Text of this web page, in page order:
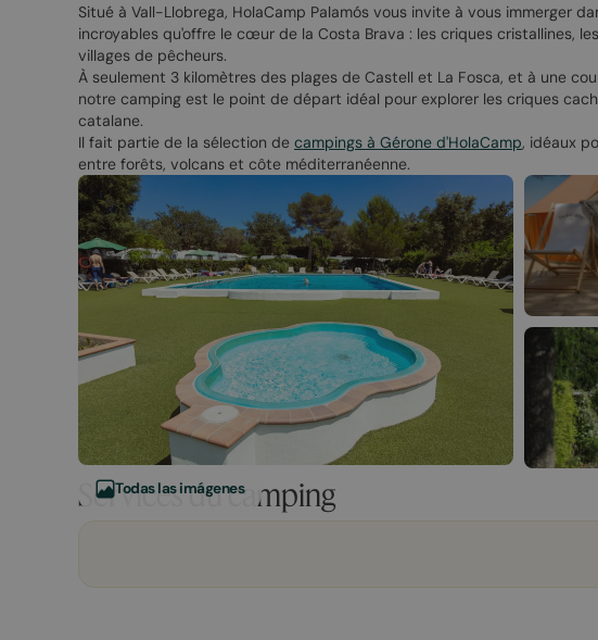
Situé à Vall-Llobrega, HolaCamp Palamós vous invite à vous immerger
incroyables qu'offre le cœur de la Costa Brava : les criques cristallines,
villages de pêcheurs.
À seulement 3 kilomètres des plages de Castell et La Fosca, et à une
notre camping est le point de départ idéal pour explorer les criques
catalane.​
Il fait partie de la sélection de campings à Gérone d'HolaCamp, idéaux
entre forêts, volcans et côte méditerranéenne.
Todas las imágenes
Services du camping